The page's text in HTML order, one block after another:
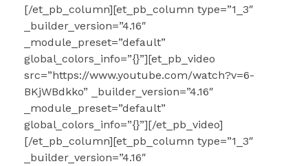
[/et_pb_column][et_pb_column type=”1_3″
_builder_version=”4.16″
_module_preset=”default”
global_colors_info=”{}”][et_pb_video
src=”https://www.youtube.com/watch?v=6-
BKjWBdkko” _builder_version=”4.16″
_module_preset=”default”
global_colors_info=”{}”][/et_pb_video]
[/et_pb_column][et_pb_column type=”1_3″
_builder_version=”4.16″